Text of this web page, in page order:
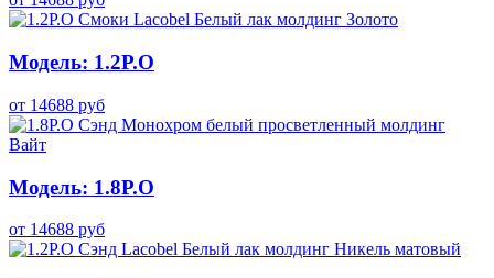
Модель: 1.2P.O
от 14688 руб
Модель: 1.8P.O
от 14688 руб